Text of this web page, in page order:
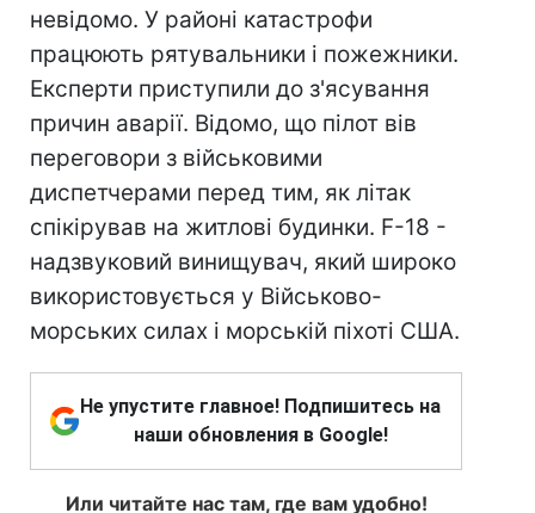
невідомо. У районі катастрофи
працюють рятувальники і пожежники.
Експерти приступили до з'ясування
причин аварії. Відомо, що пілот вів
переговори з військовими
диспетчерами перед тим, як літак
спікірував на житлові будинки. F-18 -
надзвуковий винищувач, який широко
використовується у Військово-
морських силах і морській піхоті США.
Не упустите главное! Подпишитесь на
наши обновления в Google!
Или читайте нас там, где вам удобно!